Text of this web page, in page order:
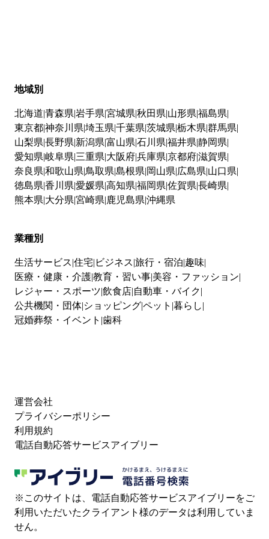
地域別
北海道 青森県 岩手県 宮城県 秋田県 山形県 福島県
東京都神奈川県 埼玉県 千葉県 茨城県 栃木県 群馬県
山梨県 長野県 新潟県 富山県 石川県 福井県 静岡県
愛知県 岐阜県 三重県 大阪府兵庫県 京都府滋賀県
奈良県 和歌山県 鳥取県 島根県 岡山県 広島県 山口県
徳島県 香川県 愛媛県 高知県 福岡県 佐賀県 長崎県
熊本県 大分県 宮崎県 鹿児島県 沖縄県
業種別
生活サービス 住宅 ビジネス 旅行・宿泊 趣味
医療・健康・介護教育・習い事 美容・ファッション
レジャー・スポーツ 飲食店 自動車・バイク
公共機関・団体 ショッピングペット 暮らし
冠婚葬祭・イベント 歯科
運営会社
プライバシーポリシー
利用規約
電話自動応答サービスアイブリー
※このサイトは、電話自動応答サービスアイブリーをご
利用いただいたクライアント様のデータは利用していま
せん。